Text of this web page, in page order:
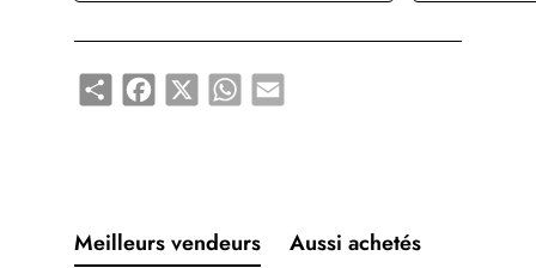
Share Facebook
X WhatsApp
Email
Meilleurs vendeurs Aussi achetés